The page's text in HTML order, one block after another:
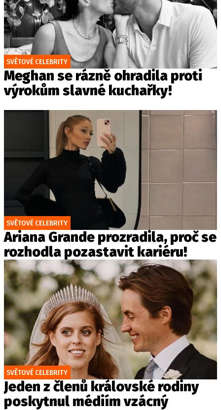
SVĚTOVÉ CELEBRITY
Meghan se rázně ohradila proti
výrokům slavné kuchařky!
SVĚTOVÉ CELEBRITY
Ariana Grande prozradila, proč se
rozhodla pozastavit kariéru!
SVĚTOVÉ CELEBRITY
Jeden z členů královské rodiny
poskytnul médiím vzácný